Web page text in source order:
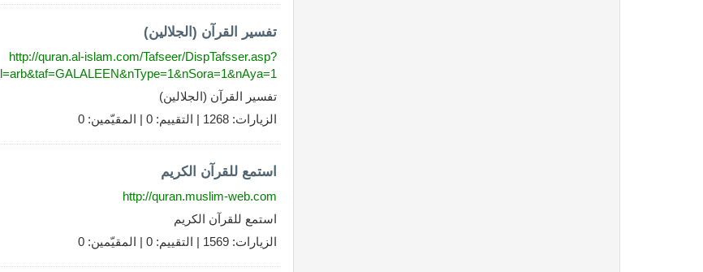
تفسير القرآن (الجلالين)
http://quran.al-islam.com/Tafseer/DispTafsser.asp?
l=arb&taf=GALALEEN&nType=1&nSora=1&nAya=1
تفسير القرآن (الجلالين)
الزيارات: 1268 | التقييم: 0 | المقيّمين: 0
استمع للقرآن الكريم
http://quran.muslim-web.com
استمع للقرآن الكريم
الزيارات: 1569 | التقييم: 0 | المقيّمين: 0